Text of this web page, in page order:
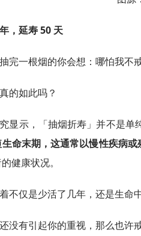
，延寿 50 天
完一根烟的你会想：哪怕我不
的如此吗？
显示，「抽烟折寿」并不是单
命末期，这通常以慢性疾病或
健康状况。
不仅是少活了几年，还是生命
没有引起你的重视，那么也许